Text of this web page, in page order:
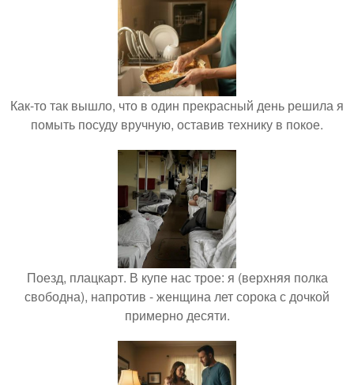
Как-то так вышло, что в один прекрасный день решила я
помыть посуду вручную, оставив технику в покое.
Поезд, плацкарт. В купе нас трое: я (верхняя полка
свободна), напротив - женщина лет сорока с дочкой
примерно десяти.